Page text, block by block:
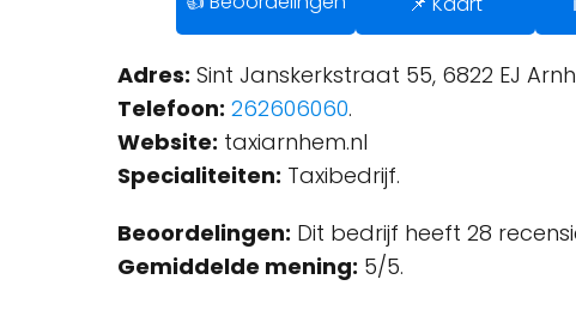
Adres: Sint Janskerkstraat 55, 6822 EJ
Telefoon: 262606060.
Website: taxiarnhem.nl
Specialiteiten: Taxibedrijf.
Beoordelingen: Dit bedrijf heeft 28
Gemiddelde mening: 5/5.